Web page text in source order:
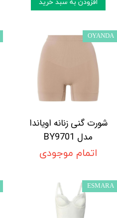
افزودن به سبد خرید
شورت گنی زنانه اویاندا
مدل BY9701
اتمام موجودی
OYANDA
ESMARA